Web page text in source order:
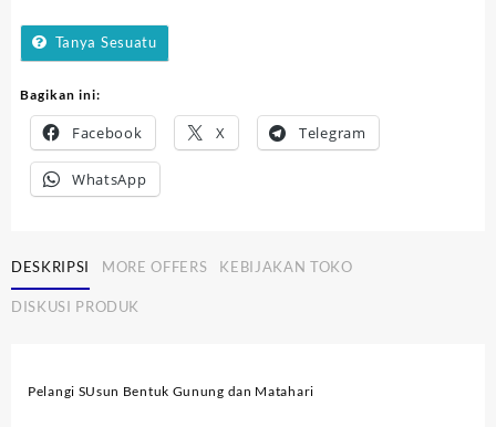
-
Gunung
Matahari
Tanya Sesuatu
Bagikan ini:
Facebook X Telegram
WhatsApp
DESKRIPSI MORE OFFERS KEBIJAKAN TOKO
DISKUSI PRODUK
Pelangi SUsun Bentuk Gunung dan Matahari